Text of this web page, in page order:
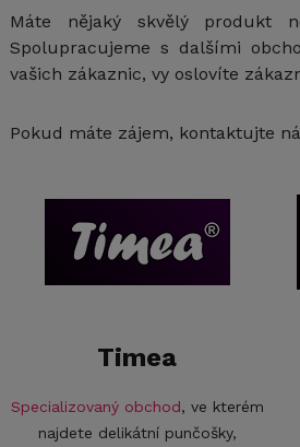
Máte nějaký skvělý produkt
Spolupracujeme s dalšími
vašich zákaznic, vy oslovíte
Pokud máte zájem, kontaktujte
Timea
Specializovaný obchod, ve kterém
najdete delikátní punčošky,